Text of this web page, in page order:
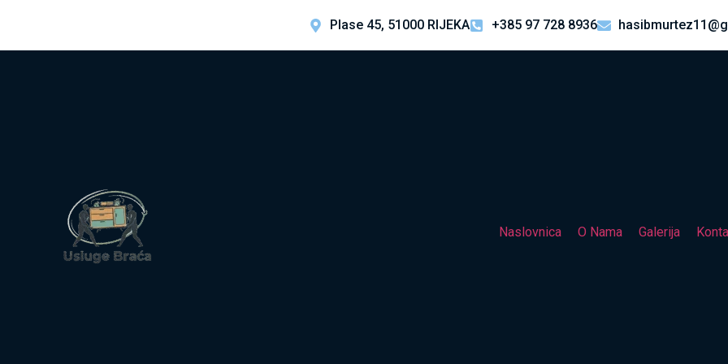
Plase 45, 51000 RIJEKA +385 97 728 8936
Naslovnica O Nama Galerija